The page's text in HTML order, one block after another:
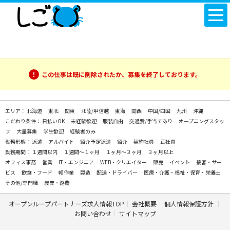
この仕事は既に削除されたか、募集を終了しております。
エリア： 北海道 東北 関東 北陸/甲信越 東海 関西 中国/四国 九州
沖縄
こだわり条件： 日払いOK 未経験歓迎 服装自由 交通費/手当てあり
オープニングスタッ
フ
大量募集 学生歓迎
経験者のみ
勤務形態： 派遣 アルバイト 紹介予定派遣 紹介 契約社員
正社員
勤務期間： １週間以内 １週間～１ヶ月 １ヶ月～３ヶ月
３ヶ月以上
オフィス事務
営業 IT・エンジニア WEB・クリエイター 販売 イベント
接客・サー
ビス
飲食・フード 軽作業 製造 配送・ドライバー
医療・介護・福祉・保育・栄養士
その他/専門職
農業・酪農
オープンループパートナーズ求人情報TOP 会社概要
個人情報保護方針
お問い合わせ
サイトマップ